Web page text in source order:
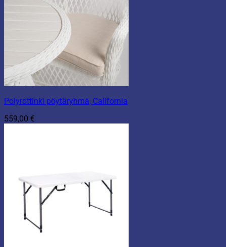
Polyrottinki pöytäryhmä, California
559,00 €